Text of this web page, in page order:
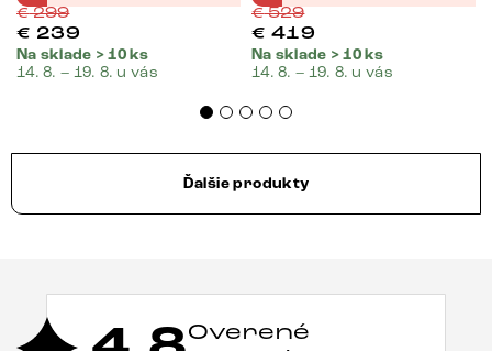
€299
€ 239
Na sklade > 10 ks
14. 8. – 19. 8. u vás
€529
€ 419
Na sklade > 10 ks
14. 8. – 19. 8. u vás
Ďalšie produkty
Overené